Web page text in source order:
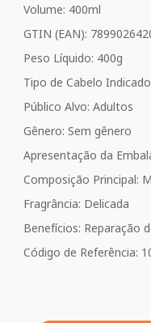
Volume: 400ml
GTIN (EAN):
Peso Líquido: 400g
Tipo de Cabelo
Público Alvo: Adultos
Gênero: Sem gênero
Apresentação da
Composição Principal:
Fragrância: Delicada
Benefícios: Reparação
Código de Referência: